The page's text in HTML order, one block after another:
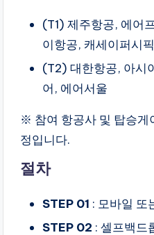
(T1) 제주항공, 에어
이항공, 캐세이퍼시
(T2) 대한항공, 아시
어, 에어서울
※ 참여 항공사 및 탑승게
정입니다.
절차
STEP 01 : 모바일 또
STEP 02 : 셀프백드